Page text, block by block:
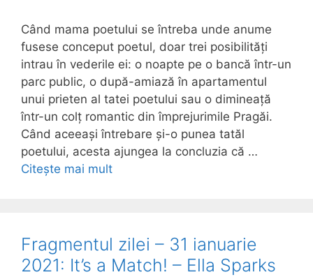
Când mama poetului se întreba unde anume
fusese conceput poetul, doar trei posibilități
intrau în vederile ei: o noapte pe o bancă într-un
parc public, o după-amiază în apartamentul
unui prieten al tatei poetului sau o dimineață
într-un colț romantic din împrejurimile Pragăi.
Când aceeași întrebare și-o punea tatăl
poetului, acesta ajungea la concluzia că …
Citește mai mult
Fragmentul zilei – 31 ianuarie
2021: It’s a Match! – Ella Sparks